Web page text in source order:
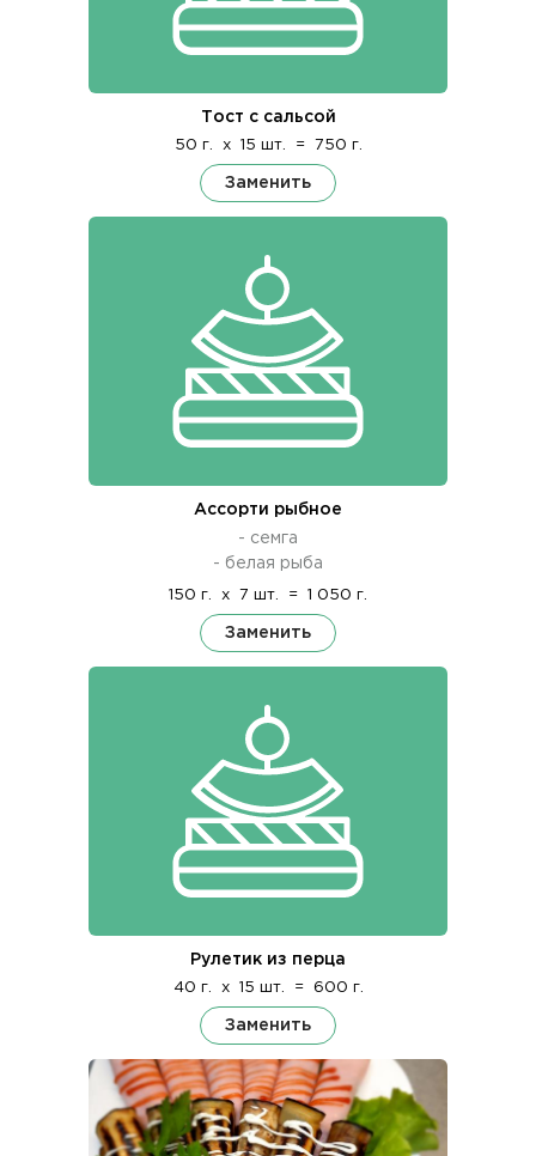
Тост с сальсой
50 г. x 15 шт. = 750 г.
Заменить
Ассорти рыбное
- семга
- белая рыба
150 г. x 7 шт. = 1 050 г.
Заменить
Рулетик из перца
40 г. x 15 шт. = 600 г.
Заменить